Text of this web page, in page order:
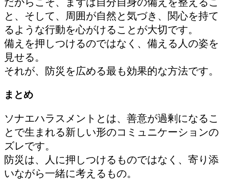
と、そして、周囲が自然と気づき、関心を持て
るような行動を心がけることが大切です。
備えを押しつけるのではなく、備える人の姿を
見せる。
それが、防災を広める最も効果的な方法です。
まとめ
ソナエハラスメントとは、善意が過剰になるこ
とで生まれる新しい形のコミュニケーションの
ズレです。
防災は、人に押しつけるものではなく、寄り添
いながら一緒に考えるもの。